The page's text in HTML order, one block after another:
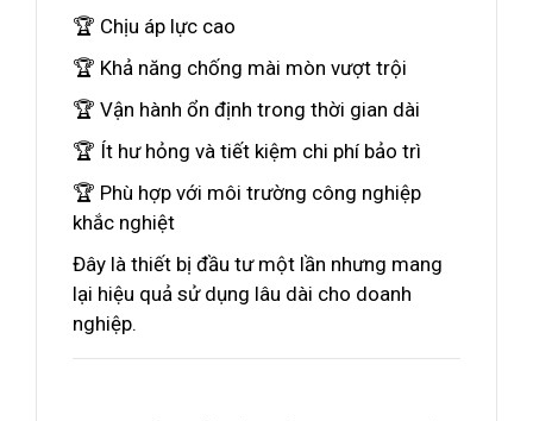
🏆 Chịu áp lực cao
🏆 Khả năng chống mài mòn vượt trội
🏆 Vận hành ổn định trong thời gian dài
🏆 Ít hư hỏng và tiết kiệm chi phí bảo trì
🏆 Phù hợp với môi trường công nghiệp
khắc nghiệt
Đây là thiết bị đầu tư một lần nhưng mang
lại hiệu quả sử dụng lâu dài cho doanh
nghiệp.